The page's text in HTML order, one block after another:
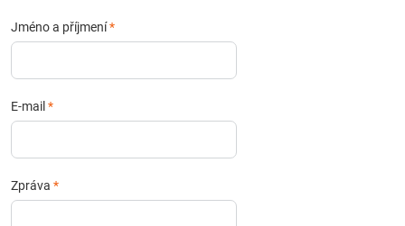
Jméno a příjmení*
E-mail *
Zpráva *